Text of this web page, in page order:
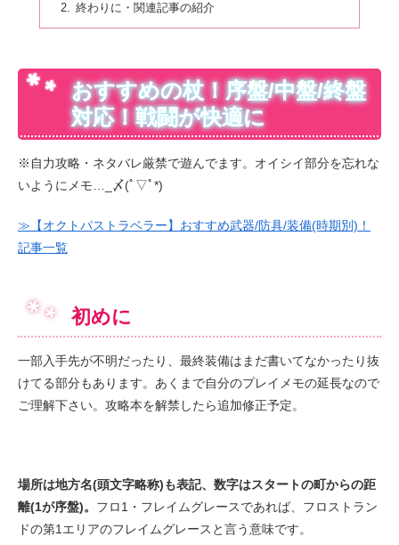
終わりに・関連記事の紹介
おすすめの杖！序盤/中盤/終盤
対応！戦闘が快適に
※自力攻略・ネタバレ厳禁で遊んでます。オイシイ部分を忘れな
いようにメモ…_〆(ﾟ▽ﾟ*)
≫【オクトパストラベラー】おすすめ武器/防具/装備(時期別)！
記事一覧
初めに
一部入手先が不明だったり、最終装備はまだ書いてなかったり抜
けてる部分もあります。あくまで自分のプレイメモの延長なので
ご理解下さい。攻略本を解禁したら追加修正予定。
場所は地方名(頭文字略称)も表記、数字はスタートの町からの距
離(1が序盤)。 フロ1・フレイムグレースであれば、フロストラン
ドの第1エリアのフレイムグレースと言う意味です。